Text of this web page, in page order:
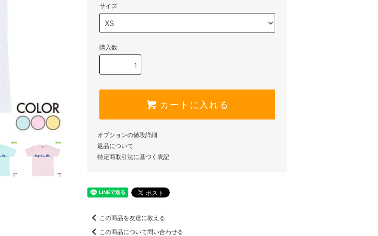
サイズ
購入数
カートに入れる
オプションの値段詳細
返品について
特定商取引法に基づく表記
この商品を友達に教える
この商品について問い合わせる